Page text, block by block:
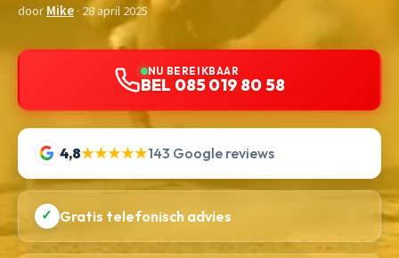
doorMike· 28 april 2025
NU BEREIKBAAR
BEL 085 019 80 58
4,8★★★★★143 Google reviews
✓ Gratis telefonisch advies